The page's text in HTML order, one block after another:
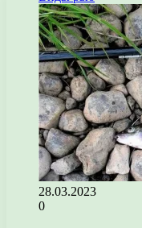
28.03.2023
0